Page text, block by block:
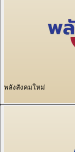
พลังสังคมใหม่